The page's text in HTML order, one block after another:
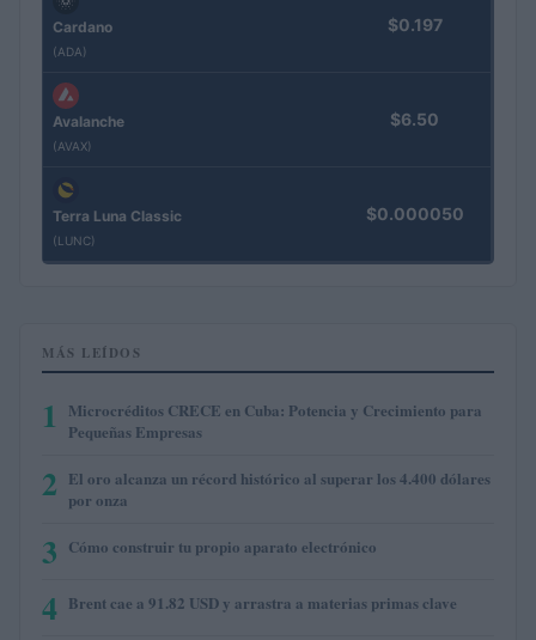
Cardano
(ADA)
$0.197
Avalanche
(AVAX)
$6.50
Terra Luna Classic
(LUNC)
$0.000050
MÁS LEÍDOS
1
Microcréditos CRECE en Cuba: Potencia y Crecimiento para
Pequeñas Empresas
2 El oro alcanza un récord histórico al superar los 4.400 dólares
por onza
3 Cómo construir tu propio aparato electrónico
4 Brent cae a 91.82 USD y arrastra a materias primas clave